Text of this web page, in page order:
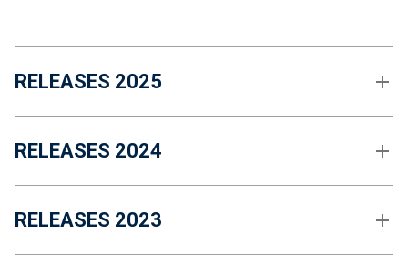
RELEASES 2025
RELEASES 2024
RELEASES 2023